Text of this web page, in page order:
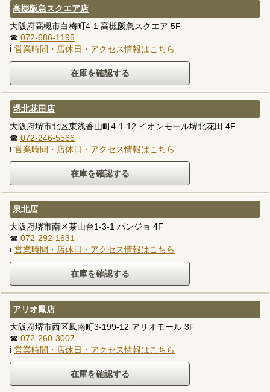
高槻阪急スクエア店
大阪府高槻市白梅町4-1 高槻阪急スクエア 5F
☎ 072-686-1195
ℹ 営業時間・店休日・アクセス情報はこちら
堺北花田店
大阪府堺市北区東浅香山町4-1-12 イオンモール堺北花田 4F
☎ 072-246-5566
ℹ 営業時間・店休日・アクセス情報はこちら
泉北店
大阪府堺市南区茶山台1-3-1 パンジョ 4F
☎ 072-292-1631
ℹ 営業時間・店休日・アクセス情報はこちら
アリオ鳳店
大阪府堺市西区鳳南町3-199-12 アリオモール 3F
☎ 072-260-3007
ℹ 営業時間・店休日・アクセス情報はこちら